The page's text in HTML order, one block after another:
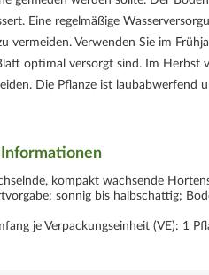
Eine regelmäßige
vermeiden. Verwenden Sie im
optimal versorgt sind. Im Herbst
Die Pflanze ist laubabwerfend
kompakt wachsende
sonnig bis halbschattig;
je Verpackungseinheit (VE): 1